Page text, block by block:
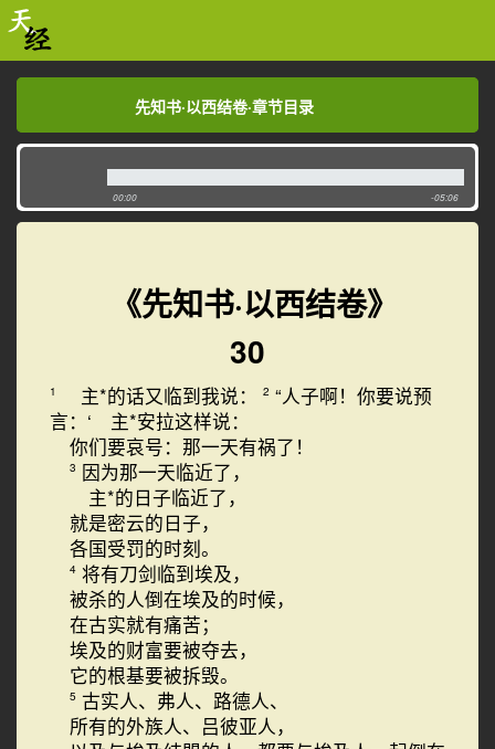
先知书·以西结卷·章节目录
先知书·以西结卷·章节目录
00:00 -05:06
《先知书·以西结卷》
30
1 主*的话又临到我说： 2 “人子啊！你要说预
言：‘ 主*安拉这样说：
你们要哀号：那一天有祸了！
3 因为那一天临近了，
主*的日子临近了，
就是密云的日子，
各国受罚的时刻。
4 将有刀剑临到埃及，
被杀的人倒在埃及的时候，
在古实就有痛苦；
埃及的财富要被夺去，
它的根基要被拆毁。
5 古实人、弗人、路德人、
所有的外族人、吕彼亚人，